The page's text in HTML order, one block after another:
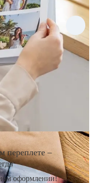
переплете –
оформлении!